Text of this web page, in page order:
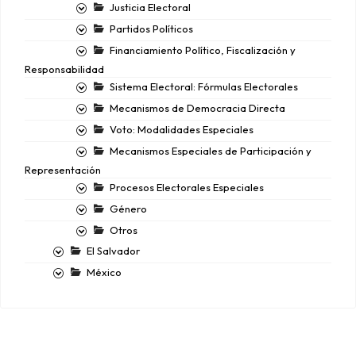
Justicia Electoral
Partidos Políticos
Financiamiento Político, Fiscalización y
Responsabilidad
Sistema Electoral: Fórmulas Electorales
Mecanismos de Democracia Directa
Voto: Modalidades Especiales
Mecanismos Especiales de Participación y
Representación
Procesos Electorales Especiales
Género
Otros
El Salvador
México